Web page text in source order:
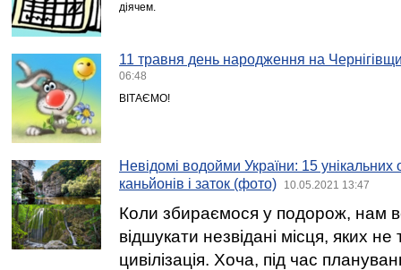
діячем.
11 травня день народження на
06:48
ВІТАЄМО!
Невідомі водойми України: 15 унікальних
каньйонів і заток (фото)
10.05.2021 13:47
Коли збираємося у подорож, нам
відшукати незвідані місця, яких
цивілізація. Хоча, під час